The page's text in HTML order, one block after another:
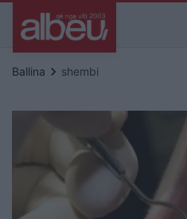
Ballina keyboard_arrow_right shembi